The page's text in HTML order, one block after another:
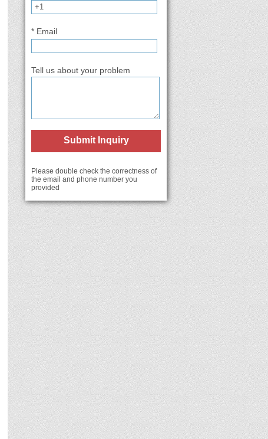
* Email
Tell us about your problem
Submit Inquiry
Please double check the correctness of
the email and phone number you
provided